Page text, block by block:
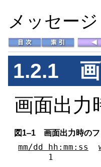
メッセー
1.2.1 画
画面出力
図1‒1 画面出力時のフ
mm/dd hh:mm:ss
1